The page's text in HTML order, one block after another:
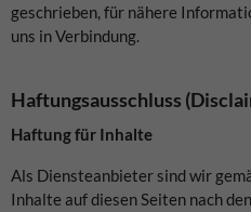
geschrieben, für nähere
uns in Verbindung.
Haftungsausschluss
Haftung für Inhalte
Als Diensteanbieter sind wir
Inhalte auf diesen Seiten nach